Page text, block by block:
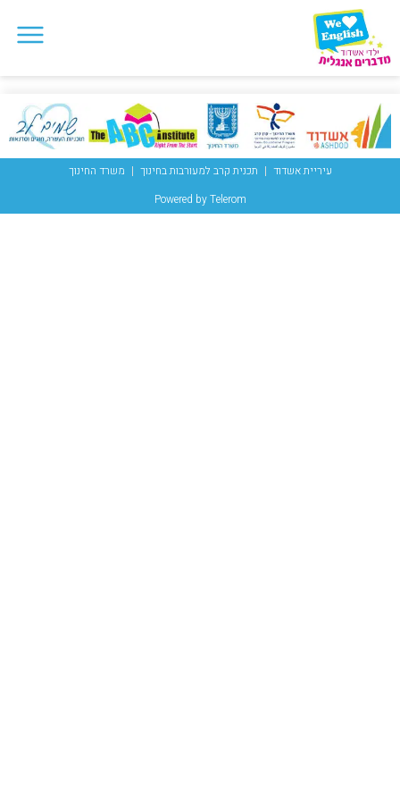
עיריית אשדוד תכנית קרב למעורבות בחינוך
משרד החינוך
Powered by Telerom